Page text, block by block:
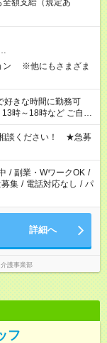
額支給（規定あ
ン ※他にもさまざま
きな時間に勤務可
時～18時など ご自身
ださい！ ★家庭の都合
なくご相談くださ
相談ください！ ★急募
/ 副業・WワークOK /
集 / 電話対応なし / パ
詳細へ
護事業部
フ